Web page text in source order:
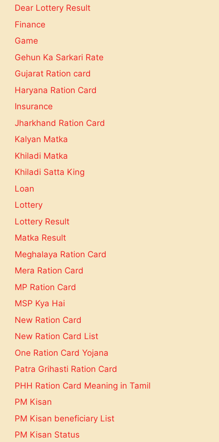
Dear Lottery Result
Finance
Game
Gehun Ka Sarkari Rate
Gujarat Ration card
Haryana Ration Card
Insurance
Jharkhand Ration Card
Kalyan Matka
Khiladi Matka
Khiladi Satta King
Loan
Lottery
Lottery Result
Matka Result
Meghalaya Ration Card
Mera Ration Card
MP Ration Card
MSP Kya Hai
New Ration Card
New Ration Card List
One Ration Card Yojana
Patra Grihasti Ration Card
PHH Ration Card Meaning in Tamil
PM Kisan
PM Kisan beneficiary List
PM Kisan Status